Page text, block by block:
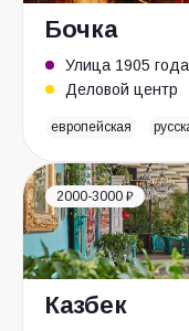
Бочка
Улица 1905 года
Деловой центр
европейская
2000-3000 ₽
Казбек